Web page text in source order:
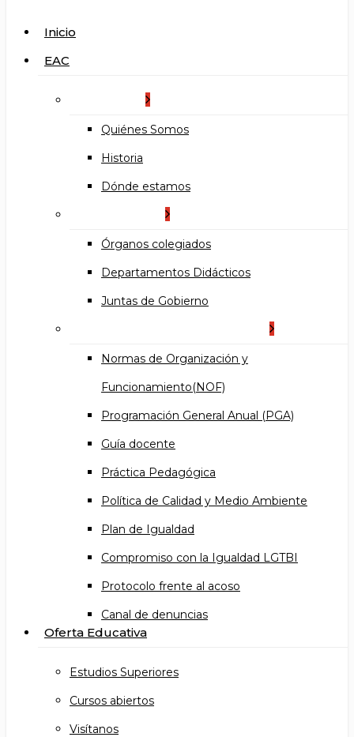
search
Menu
Inicio
EAC
Quiénes Somos
Historia
Dónde estamos
Órganos colegiados
Departamentos Didácticos
Juntas de Gobierno
Normas de Organización y
Funcionamiento(NOF)
Programación General Anual (PGA)
Guía docente
Práctica Pedagógica
Política de Calidad y Medio Ambiente
Plan de Igualdad
Compromiso con la Igualdad LGTBI
Protocolo frente al acoso
Canal de denuncias
Oferta Educativa
Estudios Superiores
Cursos abiertos
Visítanos